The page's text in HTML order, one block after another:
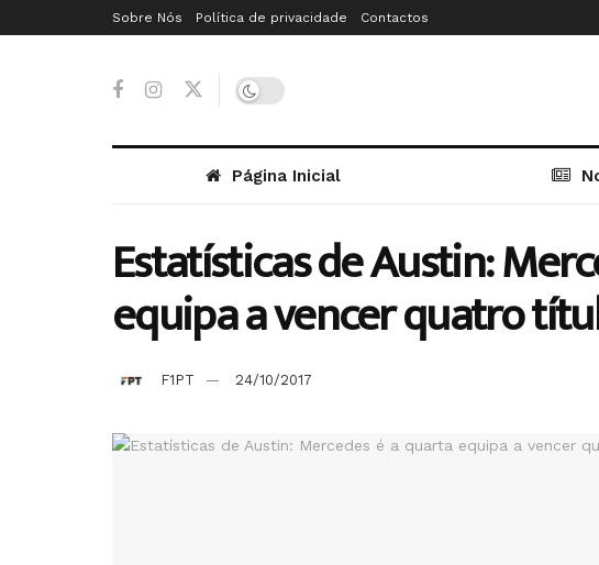
Sobre Nós Política de privacidade Contactos
Página Inicial
Estatísticas de Austin:
equipa a vencer quatro
F1PT 24/10/2017